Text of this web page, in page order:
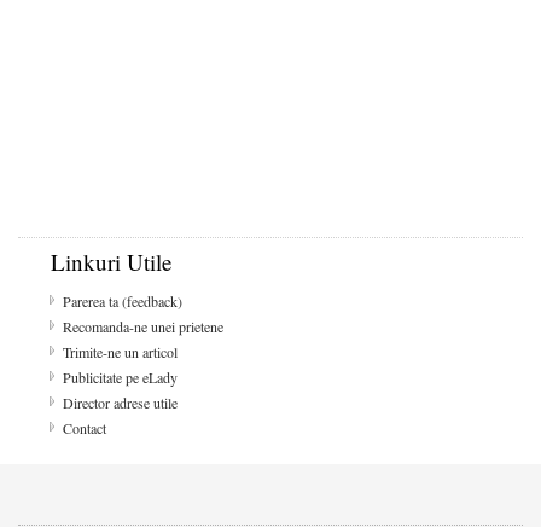
Linkuri Utile
Parerea ta (feedback)
Recomanda-ne unei prietene
Trimite-ne un articol
Publicitate pe eLady
Director adrese utile
Contact